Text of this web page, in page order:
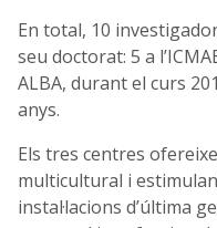
En total, 10
seu doctorat: 5 a
ALBA, durant el curs
anys.
Els tres centres
multicultural i
instal·lacions d’última